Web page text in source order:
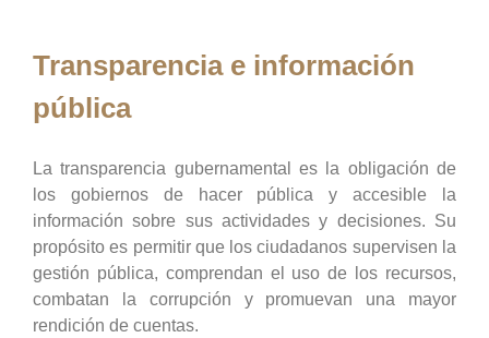
Transparencia e información
pública
La transparencia gubernamental es la obligación de
los gobiernos de hacer pública y accesible la
información sobre sus actividades y decisiones. Su
propósito es permitir que los ciudadanos supervisen la
gestión pública, comprendan el uso de los recursos,
combatan la corrupción y promuevan una mayor
rendición de cuentas.